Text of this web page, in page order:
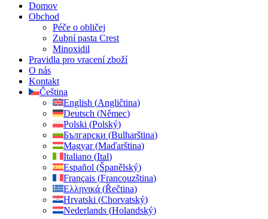
Domov
Obchod
Péče o obličej
Zubní pasta Crest
Minoxidil
Pravidla pro vracení zboží
O nás
Kontakt
Čeština
English (Angličtina)
Deutsch (Němec)
Polski (Polský)
Български (Bulharština)
Magyar(Maďarština)
Italiano (Ital)
Español (Španělský)
Français (Francouzština)
Ελληνικά (Řečtina)
Hrvatski (Chorvatský)
Nederlands (Holandský)